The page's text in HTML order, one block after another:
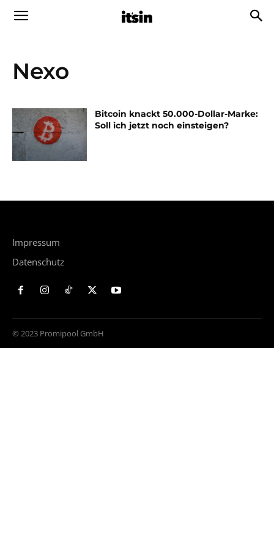
Nexo
Bitcoin knackt 50.000-Dollar-Marke:
Soll ich jetzt noch einsteigen?
Impressum
Datenschutz
© 2023 Promipool GmbH